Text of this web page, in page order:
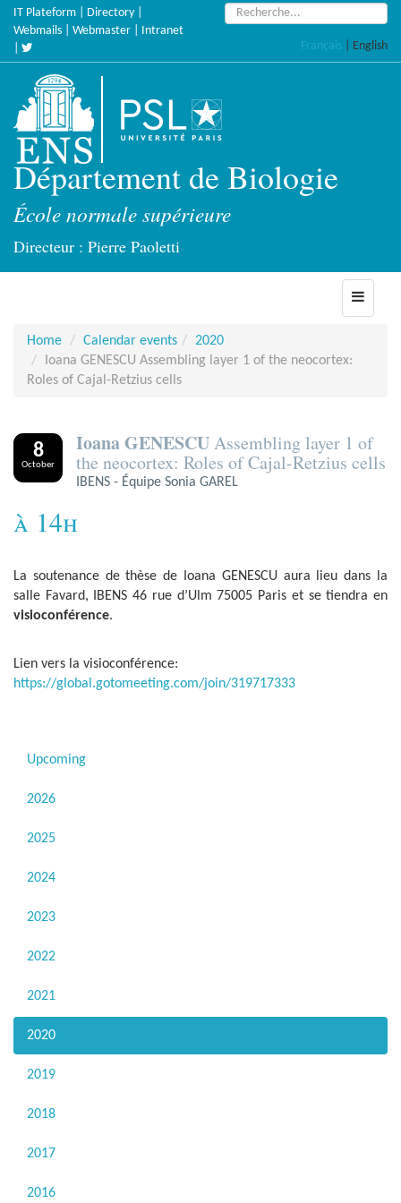
Skip
main
IT Plateform Directory
Webmails
Webmaster
Intranet
Search:
Français English
Département de Biologie
École normale supérieure
Directeur : Pierre Paoletti
Toggle
Home
Calendar events
2020
Ioana GENESCU Assembling layer 1 of the neocortex:
Roles of Cajal-Retzius cells
8
October
Ioana GENESCUAssembling layer 1 of
the neocortex: Roles of Cajal-Retzius cells
IBENS - Équipe Sonia GAREL
à 14h
La soutenance de thèse de Ioana GENESCU aura lieu dans la
salle Favard, IBENS 46 rue d’Ulm 75005 Paris et se tiendra en
visioconférence.
Lien vers la visioconférence:
https://global.gotomeeting.com/join/319717333
Upcoming
2026
2025
2024
2023
2022
2021
2020
2019
2018
2017
2016